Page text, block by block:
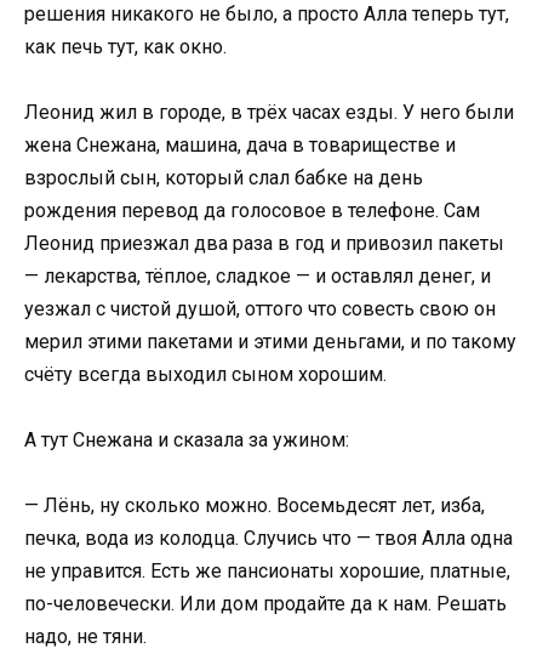
решения никакого не было, а просто Алла теперь тут,
как печь тут, как окно.
Леонид жил в городе, в трёх часах езды. У него были
жена Снежана, машина, дача в товариществе и
взрослый сын, который слал бабке на день
рождения перевод да голосовое в телефоне. Сам
Леонид приезжал два раза в год и привозил пакеты
— лекарства, тёплое, сладкое — и оставлял денег, и
уезжал с чистой душой, оттого что совесть свою он
мерил этими пакетами и этими деньгами, и по такому
счёту всегда выходил сыном хорошим.
А тут Снежана и сказала за ужином:
— Лёнь, ну сколько можно. Восемьдесят лет, изба,
печка, вода из колодца. Случись что — твоя Алла одна
не управится. Есть же пансионаты хорошие, платные,
по-человечески. Или дом продайте да к нам. Решать
надо, не тяни.